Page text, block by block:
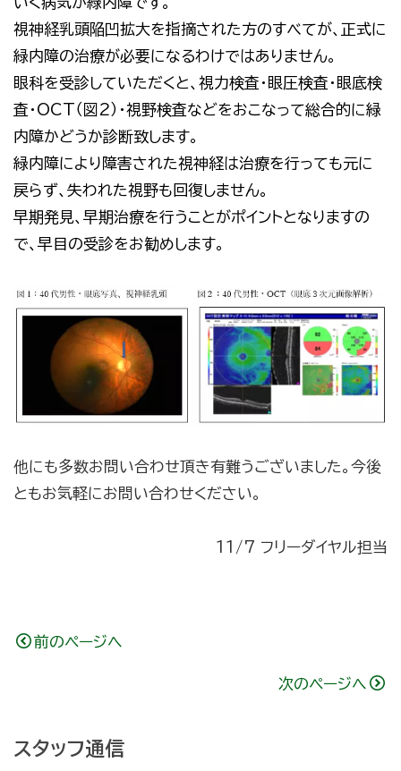
視神経乳頭陥凹拡大を指摘された方のすべてが、正式に
緑内障の治療が必要になるわけではありません。
眼科を受診していただくと、視力検査・眼圧検査・眼底検
査・OCT（図2）・視野検査などをおこなって総合的に緑
内障かどうか診断致します。
緑内障により障害された視神経は治療を行っても元に
戻らず、失われた視野も回復しません。
早期発見、早期治療を行うことがポイントとなりますの
で、早目の受診をお勧めします。
他にも多数お問い合わせ頂き有難うございました。今後
ともお気軽にお問い合わせください。
11/7 フリーダイヤル担当
前のページへ
次のページへ
スタッフ通信